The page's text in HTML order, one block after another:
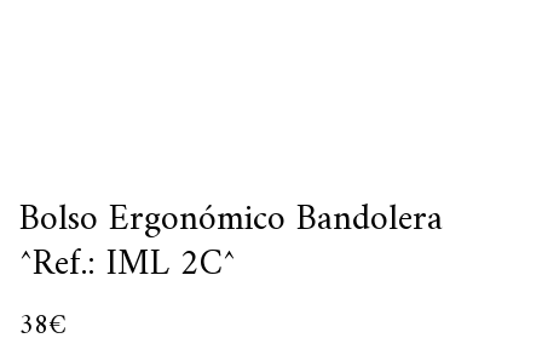
Bolso Ergonómico Bandolera
^Ref.: IML 2C^
38€